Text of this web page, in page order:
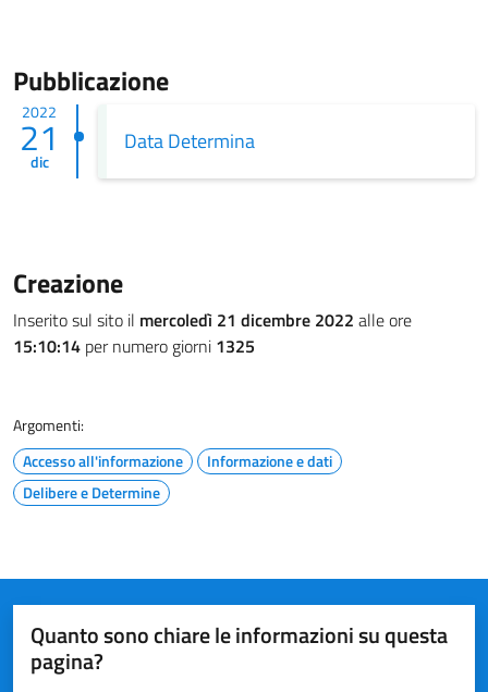
Pubblicazione
2022
21
dic
Data Determina
Creazione
Inserito sul sito il mercoledì 21 dicembre 2022 alle ore
15:10:14 per numero giorni 1325
Argomenti:
Accesso all'informazione
Informazione e dati
Delibere e Determine
Quanto sono chiare le informazioni su questa
pagina?